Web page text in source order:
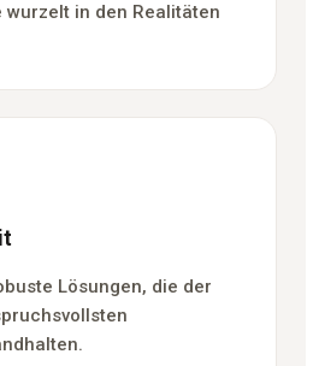
wurzelt in den Realitäten
Lösungen, die der